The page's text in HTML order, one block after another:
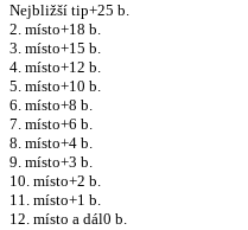
Nejbližší tip+25 b.
2. místo+18 b.
3. místo+15 b.
4. místo+12 b.
5. místo+10 b.
6. místo+8 b.
7. místo+6 b.
8. místo+4 b.
9. místo+3 b.
10. místo+2 b.
11. místo+1 b.
12. místo a dál0 b.